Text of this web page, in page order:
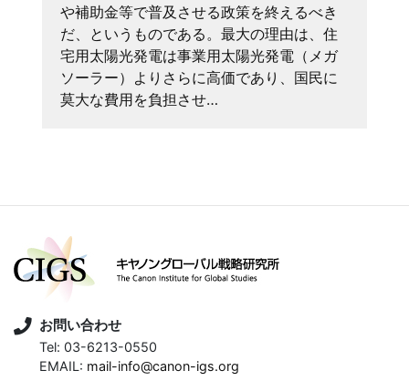
や補助金等で普及させる政策を終えるべき
だ、というものである。最大の理由は、住
宅用太陽光発電は事業用太陽光発電（メガ
ソーラー）よりさらに高価であり、国民に
莫大な費用を負担させ…
お問い合わせ
Tel: 03-6213-0550
EMAIL: mail-info@canon-igs.org